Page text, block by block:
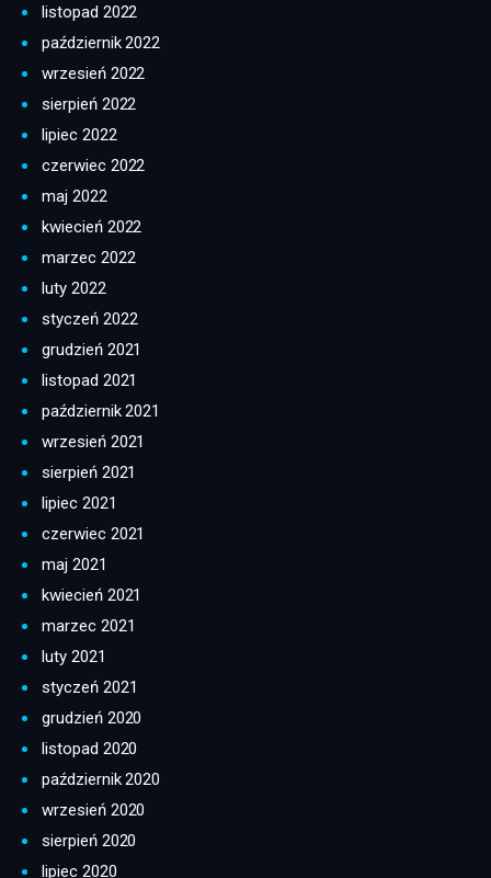
listopad 2022
październik 2022
wrzesień 2022
sierpień 2022
lipiec 2022
czerwiec 2022
maj 2022
kwiecień 2022
marzec 2022
luty 2022
styczeń 2022
grudzień 2021
listopad 2021
październik 2021
wrzesień 2021
sierpień 2021
lipiec 2021
czerwiec 2021
maj 2021
kwiecień 2021
marzec 2021
luty 2021
styczeń 2021
grudzień 2020
listopad 2020
październik 2020
wrzesień 2020
sierpień 2020
lipiec 2020